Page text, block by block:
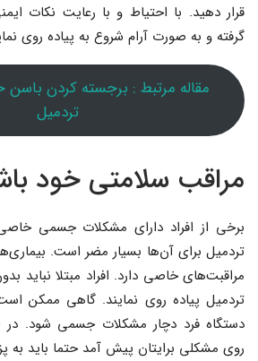
قرار دهید. با احتیاط و با رعایت نکات
گرفته و به صورت آرام شروع به پیاده روی
مقاله مرتبط : برجسته کردن باسن
تردمیل
مراقب سلامتی خود
برخی از افراد دارای مشکلات جسمی
تردمیل برای آن‌ها بسیار مضر است.
مراقبت‌های خاصی دارد. افراد مبتلا نباید
تردمیل پیاده روی نمایند. گاهی ممکن
دستگاه فرد دچار مشکلات جسمی شود. در
روی مشکلی برایتان پیش آمد حتما باید به